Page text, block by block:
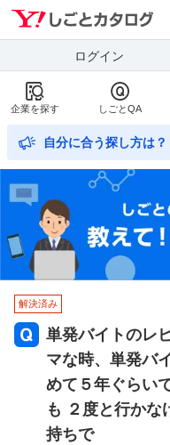
ログイン
企業を探す しごとQA
自分に合う探し方は
解決済み
単発バイトのレ
マな時、単発バ
めて５年ぐらい
も ２度と行かな
持ちで